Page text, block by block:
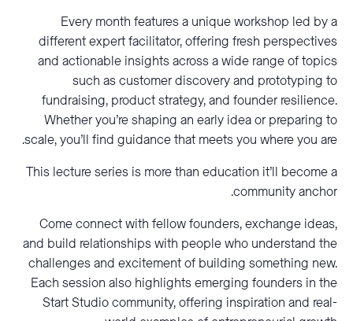
Every month features a unique workshop led by a
different expert facilitator, offering fresh perspectives
and actionable insights across a wide range of topics
such as customer discovery and prototyping to
fundraising, product strategy, and founder resilience.
Whether you’re shaping an early idea or preparing to
scale, you’ll find guidance that meets you where you are.
This lecture series is more than education it’ll become a
community anchor.
Come connect with fellow founders, exchange ideas,
and build relationships with people who understand the
challenges and excitement of building something new.
Each session also highlights emerging founders in the
Start Studio community, offering inspiration and real-